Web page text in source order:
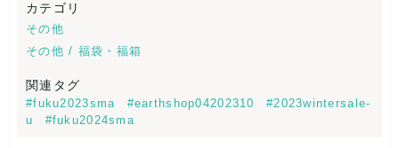
カテゴリ
その他
その他 / 福袋・福箱
関連タグ
#fuku2023sma #earthshop04202310
#2023wintersale-
u
#fuku2024sma